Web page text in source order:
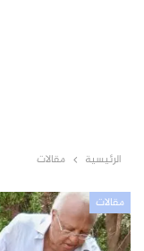
الرئيسية مقالات
مقالات